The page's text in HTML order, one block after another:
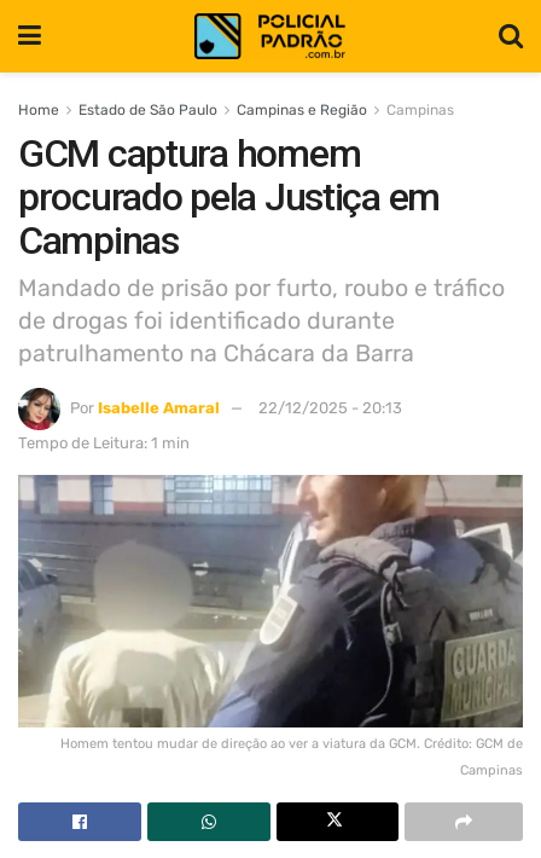
Home Estado de São Paulo Campinas e Região Campinas
GCM captura homem
procurado pela Justiça em
Campinas
Mandado de prisão por furto, roubo e tráfico
de drogas foi identificado durante
patrulhamento na Chácara da Barra
Por Isabelle Amaral
22/12/2025 - 20:13
Tempo de Leitura: 1 min
Homem tentou mudar de direção ao ver a viatura da GCM. Crédito: GCM de
Campinas